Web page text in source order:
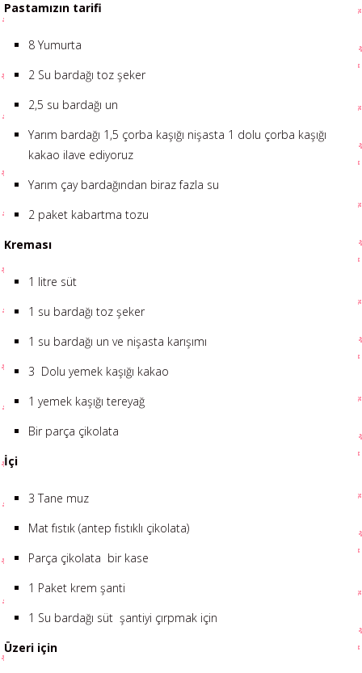
Pastamızın tarifi
8 Yumurta
2 Su bardağı toz şeker
2,5 su bardağı un
Yarım bardağı 1,5 çorba kaşığı nişasta 1 dolu çorba kaşığı
kakao ilave ediyoruz
Yarım çay bardağından biraz fazla su
2 paket kabartma tozu
Kreması
1 litre süt
1 su bardağı toz şeker
1 su bardağı un ve nişasta karışımı
3 Dolu yemek kaşığı kakao
1 yemek kaşığı tereyağ
Bir parça çikolata
İçi
3 Tane muz
Mat fıstık (antep fıstıklı çikolata)
Parça çikolata bir kase
1 Paket krem şanti
1 Su bardağı süt şantiyi çırpmak için
Üzeri için